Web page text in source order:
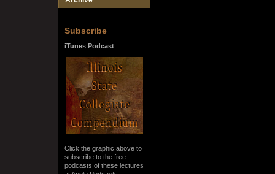
Subscribe
iTunes Podcast
Click the graphic above to
subscribe to the free
podcasts of these lectures